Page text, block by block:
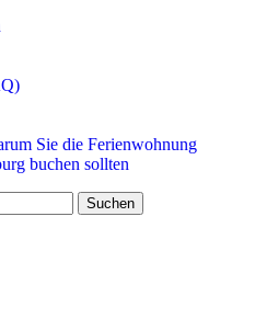
Sie die Ferienwohnung
buchen sollten